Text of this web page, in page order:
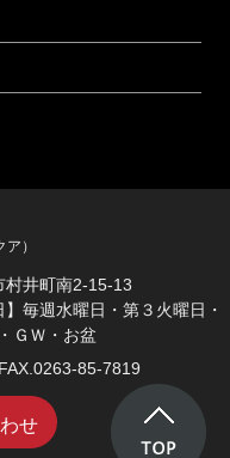
ア）
井町南2-15-13
毎週水曜日・第３火曜日・
ＧＷ・お盆
FAX.0263-85-7819
せ